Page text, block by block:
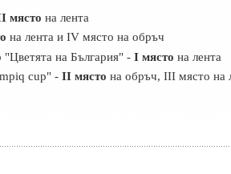
място на лента
на лента и IV място на обръч
"Цветята на България" -I място на лента
cup" -II място на обръч, III място на